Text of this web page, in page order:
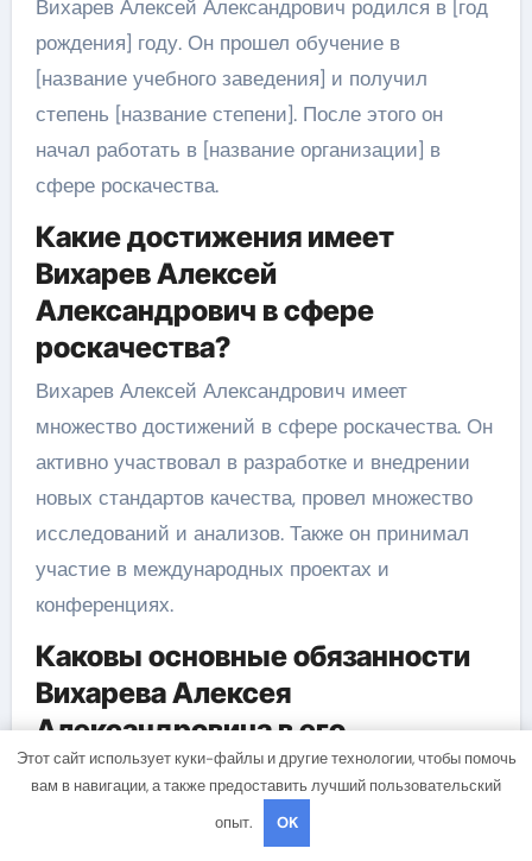
Вихарев Алексей Александрович родился в [год
рождения] году. Он прошел обучение в
[название учебного заведения] и получил
степень [название степени]. После этого он
начал работать в [название организации] в
сфере роскачества.
Какие достижения имеет
Вихарев Алексей
Александрович в сфере
роскачества?
Вихарев Алексей Александрович имеет
множество достижений в сфере роскачества. Он
активно участвовал в разработке и внедрении
новых стандартов качества, провел множество
исследований и анализов. Также он принимал
участие в международных проектах и
конференциях.
Каковы основные обязанности
Вихарева Алексея
Александровича в его
российской аккредитации в
сфере роскачества?
В основные обязанности Вихарева Алексея
Этот сайт использует куки-файлы и другие технологии, чтобы помочь
вам в навигации, а также предоставить лучший пользовательский
опыт.
OK